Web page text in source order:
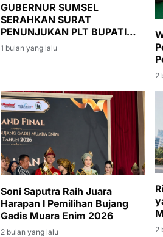
GUBERNUR SUMSEL
SERAHKAN SURAT
PENUNJUKAN PLT BUPATI
MUARA ENIM, SUMARNI
DIMINTA JAGA STABILITAS
1 bulan yang lalu
2
Soni Saputra Raih Juara
Harapan I Pemilihan Bujang
Gadis Muara Enim 2026
2 bulan yang lalu 2